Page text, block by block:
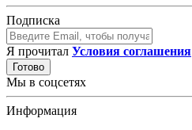
Подписка
Я прочитал Условия соглашения
Готово
Мы в соцсетях
Информация